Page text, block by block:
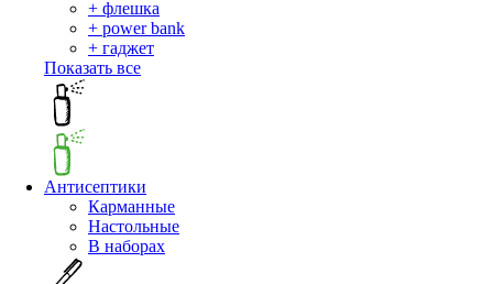
+ флешка
+ power bank
+ гаджет
Показать все
Антисептики
Карманные
Настольные
В наборах